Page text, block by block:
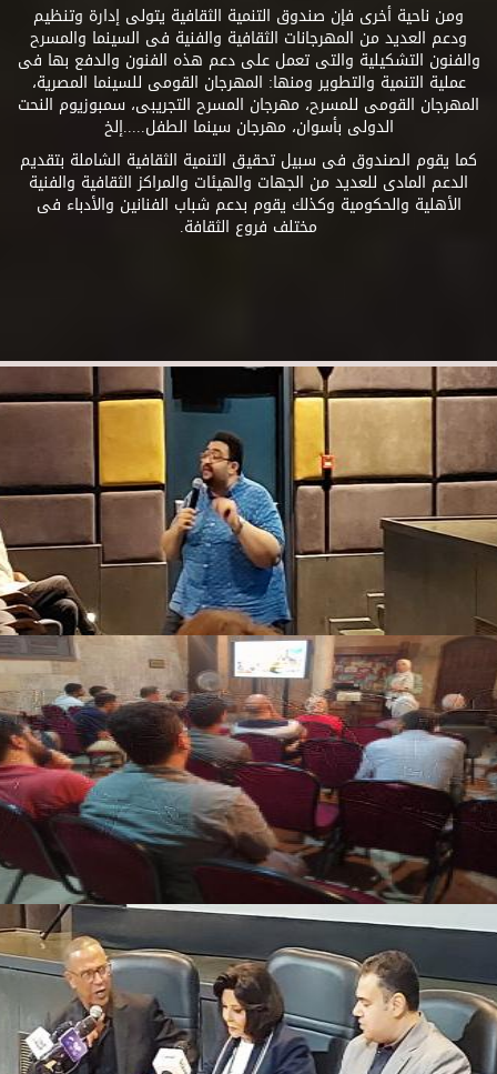
ومن ناحية أخرى فإن صندوق التنمية الثقافية يتولى إدارة وتنظيم
ودعم العديد من المهرجانات الثقافية والفنية فى السينما والمسرح
والفنون التشكيلية والتى تعمل على دعم هذه الفنون والدفع بها فى
عملية التنمية والتطوير ومنها: المهرجان القومى للسينما المصرية،
المهرجان القومى للمسرح، مهرجان المسرح التجريبى، سمبوزيوم النحت
الدولى بأسوان، مهرجان سينما الطفل.....إلخ
كما يقوم الصندوق فى سبيل تحقيق التنمية الثقافية الشاملة بتقديم
الدعم المادى للعديد من الجهات والهيئات والمراكز الثقافية والفنية
الأهلية والحكومية وكذلك يقوم بدعم شباب الفنانين والأدباء فى
مختلف فروع الثقافة.